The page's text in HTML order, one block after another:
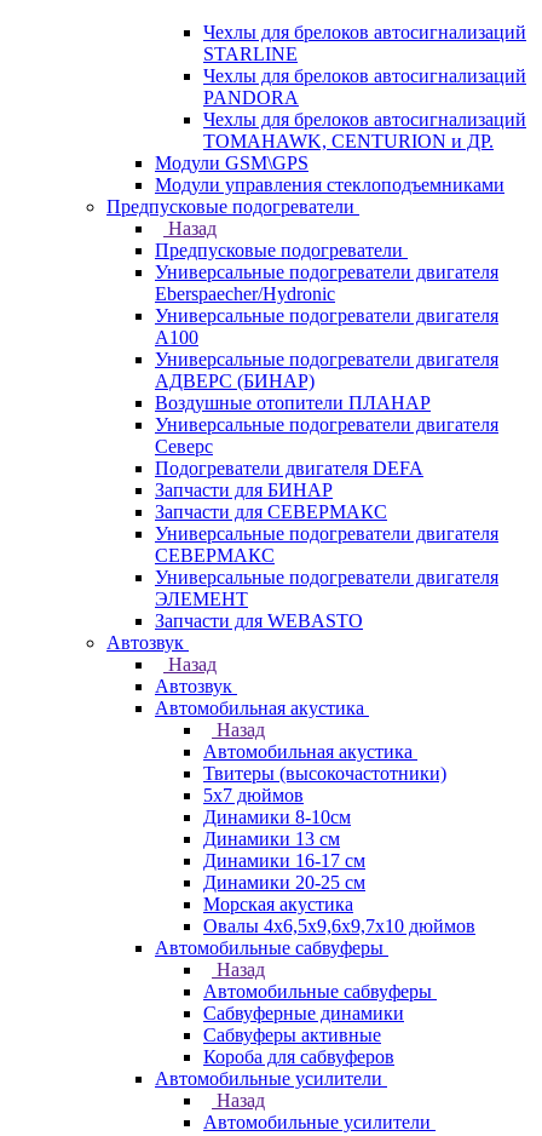
Чехлы для брелоков автосигнализаций
STARLINE
Чехлы для брелоков автосигнализаций
PANDORA
Чехлы для брелоков автосигнализаций
TOMAHAWK, CENTURION и ДР.
Модули GSM\GPS
Модули управления стеклоподъемниками
Предпусковые подогреватели
Назад
Предпусковые подогреватели
Универсальные подогреватели двигателя
Eberspaecher/Hydronic
Универсальные подогреватели двигателя
A100
Универсальные подогреватели двигателя
АДВЕРС (БИНАР)
Воздушные отопители ПЛАНАР
Универсальные подогреватели двигателя
Северс
Подогреватели двигателя DEFA
Запчасти для БИНАР
Запчасти для СЕВЕРМАКС
Универсальные подогреватели двигателя
СЕВЕРМАКС
Универсальные подогреватели двигателя
ЭЛЕМЕНТ
Запчасти для WEBASTO
Автозвук
Назад
Автозвук
Автомобильная акустика
Назад
Автомобильная акустика
Твитеры (высокочастотники)
5x7 дюймов
Динамики 8-10см
Динамики 13 см
Динамики 16-17 см
Динамики 20-25 см
Морская акустика
Овалы 4х6,5х9,6x9,7х10 дюймов
Автомобильные сабвуферы
Назад
Автомобильные сабвуферы
Сабвуферные динамики
Сабвуферы активные
Короба для сабвуферов
Автомобильные усилители
Назад
Автомобильные усилители